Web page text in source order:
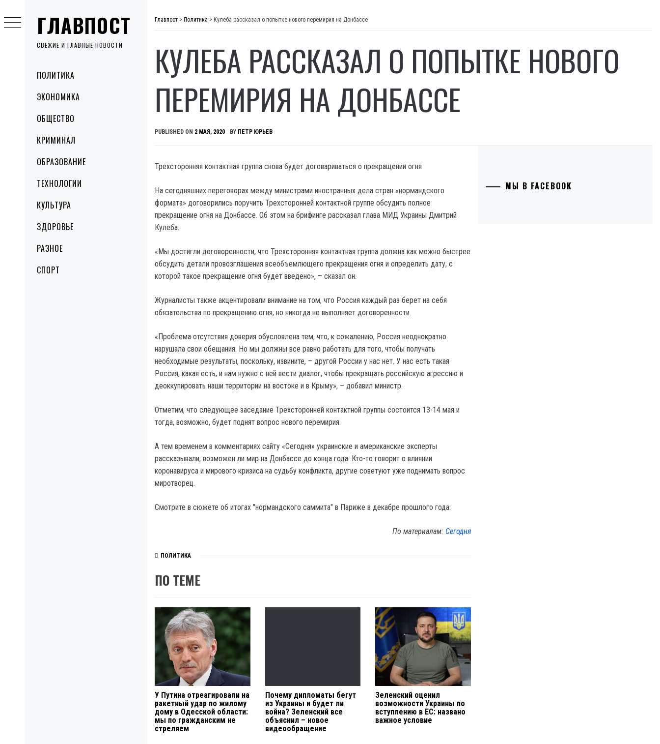
ГЛАВПОСТ
СВЕЖИЕ И ГЛАВНЫЕ НОВОСТИ
MenuПОЛИТИКА
ЭКОНОМИКА
ОБЩЕСТВО
КРИМИНАЛ
ОБРАЗОВАНИЕ
ТЕХНОЛОГИИ
КУЛЬТУРА
ЗДОРОВЬЕ
РАЗНОЕ
СПОРТ
to
content
Главпост > Политика > Кулеба рассказал о попытке нового перемирия на Донбассе
КУЛЕБА РАССКАЗАЛ О ПОПЫТКЕ НОВОГО
ПЕРЕМИРИЯ НА ДОНБАССЕ
PUBLISHED ON 2 МАЯ, 2020 BY ПЕТР ЮРЬЕВ
Трехсторонняя контактная группа снова будет договариваться о прекращении огня
На сегодняшних переговорах между министрами иностранных дела стран «нормандского
формата» договорились поручить Трехсторонней контактной группе обсудить полное
прекращение огня на Донбассе. Об этом на брифинге рассказал глава МИД Украины Дмитрий
Кулеба.
«Мы достигли договоренности, что Трехсторонняя контактная группа должна как можно быстрее
обсудить детали провозглашения всеобъемлющего прекращения огня и определить дату, с
которой такое прекращение огня будет введено», – сказал он.
Журналисты также акцентировали внимание на том, что Россия каждый раз берет на себя
обязательства по прекращению огня, но никогда не выполняет договоренности.
«Проблема отсутствия доверия обусловлена тем, что, к сожалению, Россия неоднократно
нарушала свои обещания. Но мы должны все равно работать для того, чтобы получать
необходимые результаты, поскольку, извините, – другой России у нас нет. У нас есть такая
Россия, какая есть, и нам нужно с ней вести диалог, чтобы прекращать российскую агрессию и
деоккупировать наши территории на востоке и в Крыму», – добавил министр.
Отметим, что следующее заседание Трехсторонней контактной группы состоится 13-14 мая и
тогда, возможно, будет поднят вопрос нового перемирия.
А тем временем в комментариях сайту «Сегодня» украинские и американские эксперты
рассказывали, возможен ли мир на Донбассе до конца года. Кто-то говорит о влиянии
коронавируса и мирового кризиса на судьбу конфликта, другие советуют уже поднимать вопрос
миротворец.
Смотрите в сюжете об итогах "нормандского саммита" в Париже в декабре прошлого года:
По материалам: Сегодня
ПОЛИТИКА
ПО ТЕМЕ
У Путина отреагировали на
ракетный удар по жилому
дому в Одесской области:
мы по гражданским не
стреляем
Почему дипломаты бегут
из Украины и будет ли
война? Зеленский все
объяснил – новое
видеообращение
Зеленский оценил
возможности Украины по
вступлению в ЕС: названо
важное условие
МЫ В FACEBOOK